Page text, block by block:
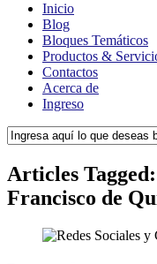
Inicio
Blog
Bloques Temáticos
Productos &
Contactos
Acerca de
Ingreso
Articles
Francisco de